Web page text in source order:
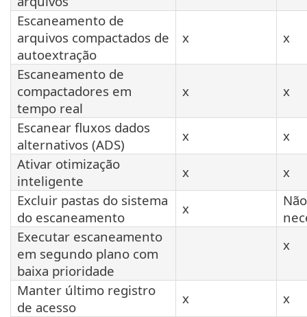
Escaneamento de
arquivos compactados de
autoextração
x x
Escaneamento de
compactadores em
tempo real
x x
Escanear fluxos dados
alternativos (ADS)
x
x
Ativar otimização
inteligente
x
x
Excluir pastas do sistema
do escaneamento
x
Executar escaneamento
em segundo plano com
baixa prioridade
x
Manter último registro
de acesso
x
x